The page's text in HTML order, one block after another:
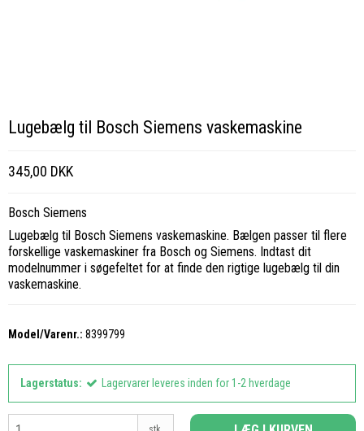
Lugebælg til Bosch Siemens vaskemaskine
345,00 DKK
Bosch Siemens
Lugebælg til Bosch Siemens vaskemaskine. Bælgen passer til flere
forskellige vaskemaskiner fra Bosch og Siemens. Indtast dit
modelnummer i søgefeltet for at finde den rigtige lugebælg til din
vaskemaskine.
Model/Varenr.: 8399799
Lagerstatus: Lagervarer leveres inden for 1-2 hverdage